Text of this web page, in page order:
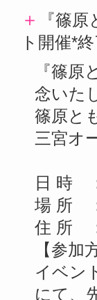
＋
『篠
ト開催*
『篠
念いた
篠原と
三宮オ
日 時
場 所
住 所
【参加
イベン
にて、